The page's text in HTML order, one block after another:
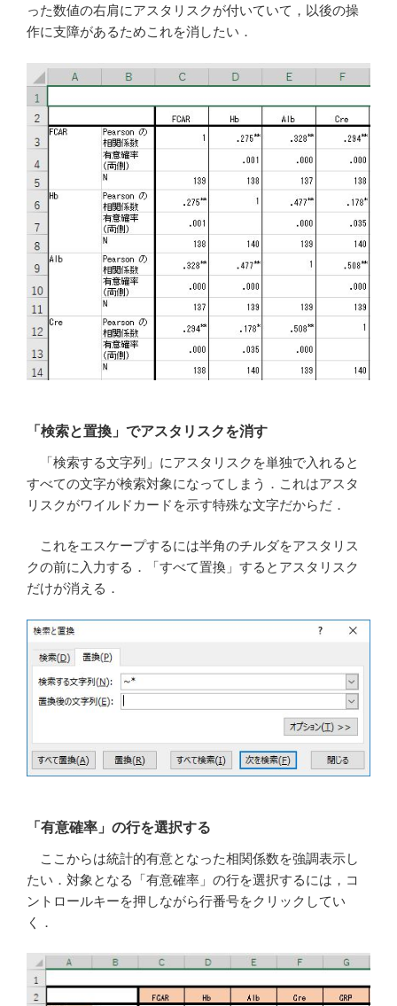
った数値の右肩にアスタリスクが付いていて，以後の操
作に支障があるためこれを消したい．
「検索と置換」でアスタリスクを消す
「検索する文字列」にアスタリスクを単独で入れると
すべての文字が検索対象になってしまう．これはアスタ
リスクがワイルドカードを示す特殊な文字だからだ．
これをエスケープするには半角のチルダをアスタリス
クの前に入力する．「すべて置換」するとアスタリスク
だけが消える．
「有意確率」の行を選択する
ここからは統計的有意となった相関係数を強調表示し
たい．対象となる「有意確率」の行を選択するには，コ
ントロールキーを押しながら行番号をクリックしてい
く．